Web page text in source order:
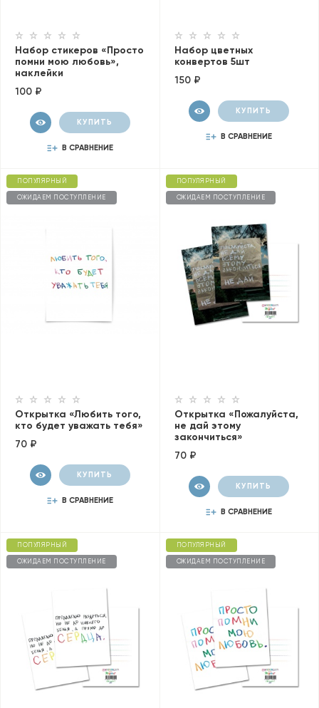
Набор стикеров «Просто
помни мою любовь»,
наклейки
100 ₽
КУПИТЬ
В СРАВНЕНИЕ
Набор цветных
конвертов 5шт
150 ₽
КУПИТЬ
В СРАВНЕНИЕ
ПОПУЛЯРНЫЙ
ОЖИДАЕМ ПОСТУПЛЕНИЕ
Открытка «Любить того,
кто будет уважать тебя»
70 ₽
КУПИТЬ
В СРАВНЕНИЕ
ПОПУЛЯРНЫЙ
ОЖИДАЕМ ПОСТУПЛЕНИЕ
Открытка «Пожалуйста,
не дай этому
закончиться»
70 ₽
КУПИТЬ
В СРАВНЕНИЕ
ПОПУЛЯРНЫЙ
ОЖИДАЕМ ПОСТУПЛЕНИЕ
ПОПУЛЯРНЫЙ
ОЖИДАЕМ ПОСТУПЛЕНИЕ